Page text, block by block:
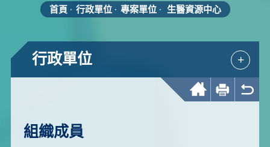
首頁 行政單位 專案單位 生醫資源中心
行政單位 +
友善列印
組織成員